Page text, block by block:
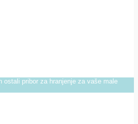
ostali pribor za hranjenje za vaše male